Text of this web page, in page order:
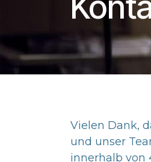
Vielen Dank,
und unser
innerhalb von